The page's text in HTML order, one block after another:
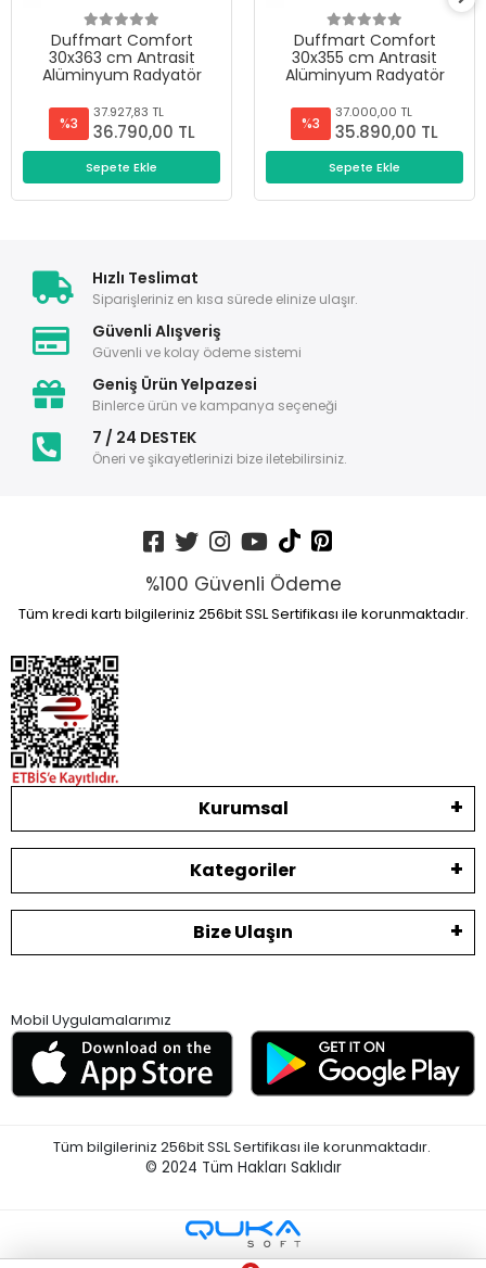
Duffmart Comfort
30x363 cm Antrasit
Alüminyum Radyatör
%3
37.927,83 TL
36.790,00 TL
Sepete Ekle
Duffmart Comfort
30x355 cm Antrasit
Alüminyum Radyatör
%3
37.000,00 TL
35.890,00 TL
Sepete Ekle
Hızlı Teslimat
Siparişleriniz en kısa sürede elinize ulaşır.
Güvenli Alışveriş
Güvenli ve kolay ödeme sistemi
Geniş Ürün Yelpazesi
Binlerce ürün ve kampanya seçeneği
7 / 24 DESTEK
Öneri ve şikayetlerinizi bize iletebilirsiniz.
%100 Güvenli Ödeme
Tüm kredi kartı bilgileriniz 256bit SSL Sertifikası ile korunmaktadır.
Kurumsal
Kategoriler
Bize Ulaşın
Mobil Uygulamalarımız
Tüm bilgileriniz 256bit SSL Sertifikası ile korunmaktadır.
© 2024 Tüm Hakları Saklıdır